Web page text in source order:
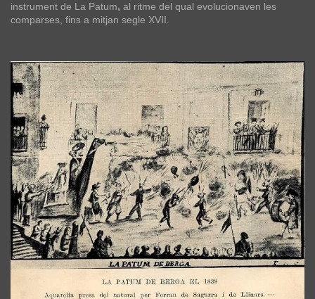
instrument de La Patum, al ritme del qual evolucionaven les
comparses, fins a mitjan segle XVII.